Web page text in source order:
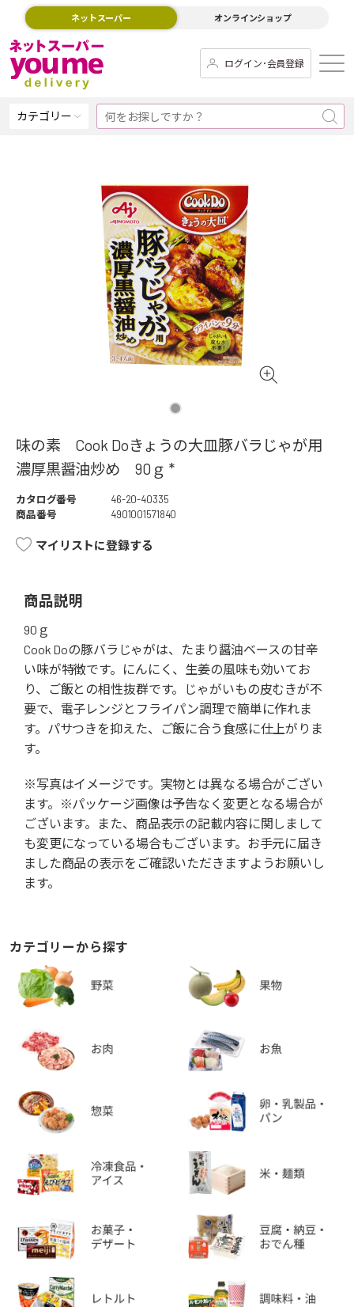
ネットスーパー オンラインショップ
ログイン･会員登録
カテゴリー
味の素 Cook Doきょうの大皿豚バラじゃが用
濃厚黒醤油炒め 90ｇ *
カタログ番号
46-20-40335
商品番号
4901001571840
マイリストに登録する
商品説明
90ｇ
Cook Doの豚バラじゃがは、たまり醤油ベースの甘辛
い味が特徴です。にんにく、生姜の風味も効いてお
り、ご飯との相性抜群です。じゃがいもの皮むきが不
要で、電子レンジとフライパン調理で簡単に作れま
す。パサつきを抑えた、ご飯に合う食感に仕上がりま
す。
※写真はイメージです。実物とは異なる場合がござい
ます。※パッケージ画像は予告なく変更となる場合が
ございます。また、商品表示の記載内容に関しまして
も変更になっている場合もございます。お手元に届き
ました商品の表示をご確認いただきますようお願いし
ます。
カテゴリーから探す